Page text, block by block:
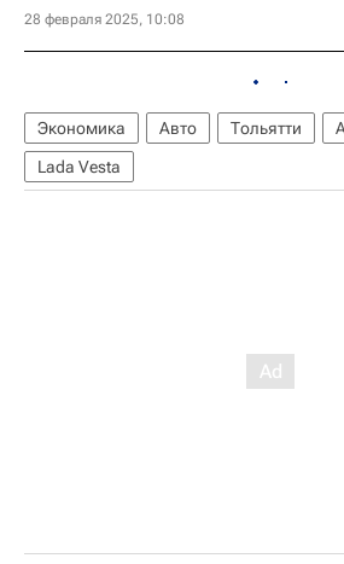
28 февраля 2025, 10:08
Экономика Авто Тольятти
Lada Vesta